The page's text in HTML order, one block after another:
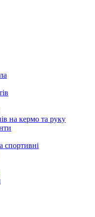
на кермо та руку
спортивні